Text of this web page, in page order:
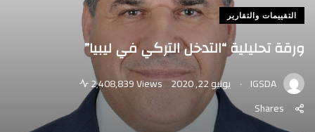
التقييمات والتقارير
ورقة تحليلية “التدخل التركي في ليبيا”
IGSDA
. يونيو 22, 2020
2٬408,839 Views
Shares